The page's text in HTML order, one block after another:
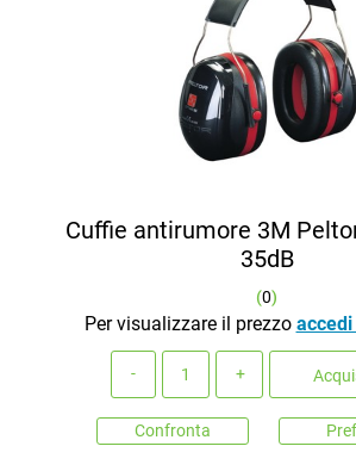
Cuffie antirumore 3M
35dB
(0)
Per visualizzare il prezzo
Confronta